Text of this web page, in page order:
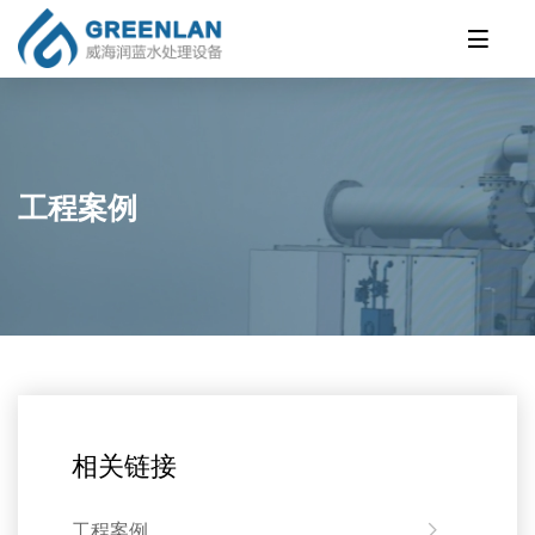
工程案例
相关链接